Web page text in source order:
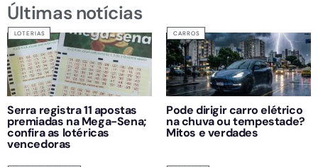
Últimas notícias
LOTERIAS
Serra registra 11 apostas
premiadas na Mega-Sena;
confira as lotéricas
vencedoras
CARROS
Pode dirigir carro elétrico
na chuva ou tempestade?
Mitos e verdades